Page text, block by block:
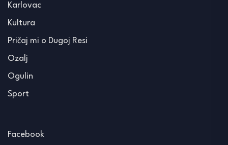
Karlovac
Kultura
Pričaj mi o Dugoj Resi
Ozalj
Ogulin
Sport
Facebook